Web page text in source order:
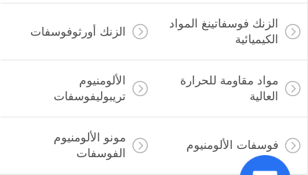
الزنك فوسفاتينغ المواد
الكيميائية
الزنك أورثوفوسفات
مواد مقاومة للحرارة
العالية
الألومنيوم
تريبوليفوسفات
فوسفات الألومنيوم
مونو الألومنيوم
الفوسفات